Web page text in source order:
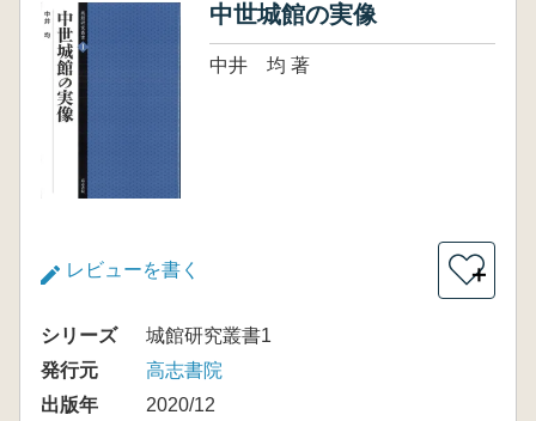
中世城館の実像
中井 均 著
レビューを書く ＋
シリーズ
城館研究叢書1
発行元
高志書院
出版年
2020/12